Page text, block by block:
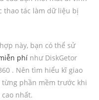
thao tác làm dữ liệu bị
này, bạn có thể sử
phí như DiskGetor
. Nên tìm hiểu kĩ giao
phần mềm trước khi
nhất.